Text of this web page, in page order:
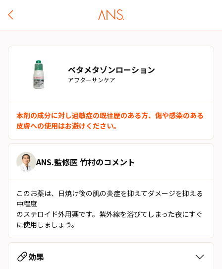
ベタメタゾンローション
アフターサンケア
本剤の成分に対し過敏症の既往歴のある方、傷や感染のある
皮膚への使用はお避けください。
ANS.監修医 竹村のコメント
このお薬は、日焼け後の肌の炎症を抑えてダメージを抑える
中程度
のステロイド外用薬です。紫外線を浴びてしまった夜にすぐ
に使用しましょう。
効果